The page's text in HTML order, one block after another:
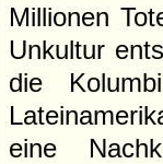
Millionen
Unkultur
die
eine